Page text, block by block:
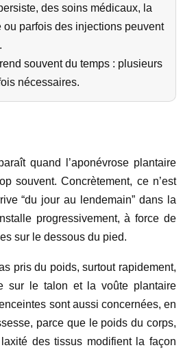
des soins médicaux, la
ou parfois des injections peuvent
souvent du temps : plusieurs
nécessaires.
quand l’aponévrose plantaire
souvent. Concrètement, ce n’est
“du jour au lendemain” dans la
progressivement, à force de
sur le dessous du pied.
pris du poids, surtout rapidement,
sur le talon et la voûte plantaire
sont aussi concernées, en
parce que le poids du corps,
des tissus modifient la façon